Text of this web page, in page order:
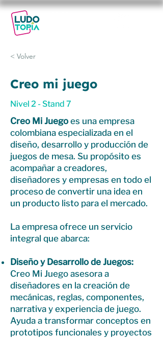
< Volver
Creo mi juego
Nivel 2 - Stand 7
Creo Mi Juegoes una empresa
colombiana especializada en el
diseño, desarrollo y producción de
juegos de mesa. Su propósito es
acompañar a creadores,
diseñadores y empresas en todo el
proceso de convertir una idea en
un producto listo para el mercado.
La empresa ofrece un servicio
integral que abarca:
Diseño y Desarrollo de Juegos:
Creo Mi Juego asesora a
diseñadores en la creación de
mecánicas, reglas, componentes,
narrativa y experiencia de juego.
Ayuda a transformar conceptos en
prototipos funcionales y proyectos